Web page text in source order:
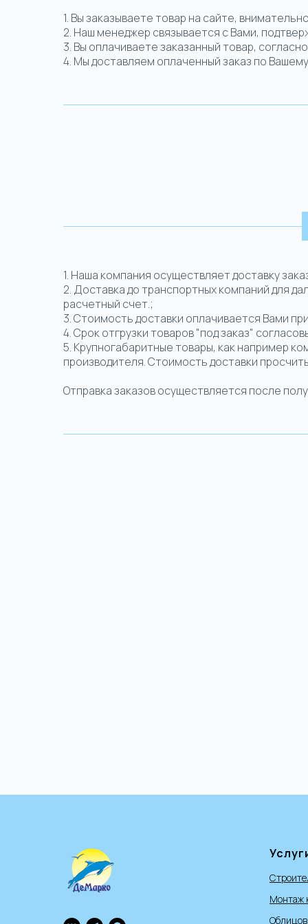
1. Вы заказываете товар на сайте,
2. Наш менеджер связывается с Вами,
3. Вы оплачиваете заказанный товар,
4. Мы доставляем оплаченный заказ по
1. Наша компания осуществляет доставку
2. Доставка до транспортных компаний для
расчетный счет.;
3. Стоимость доставки оплачивается Вами
4. Срок отгрузки товаров "под заказ"
5. Крупногабаритные товары, как например
производителя. Стоимость доставки
Отправка заказов осуществляется после
Монтаж